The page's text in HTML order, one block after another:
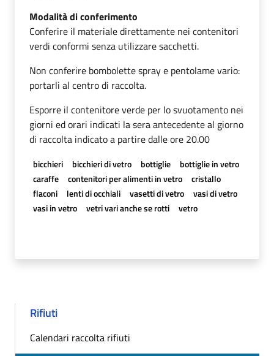
Modalità di conferimento
Conferire il materiale direttamente nei contenitori
verdi conformi senza utilizzare sacchetti.
Non conferire bombolette spray e pentolame vario:
portarli al centro di raccolta.
Esporre il contenitore verde per lo svuotamento nei
giorni ed orari indicati la sera antecedente al giorno
di raccolta indicato a partire dalle ore 20.00
bicchieri bicchieri di vetro bottiglie
bottiglie in vetro
caraffe
contenitori per alimenti in vetro
cristallo
flaconi
lenti di occhiali vasetti di vetro
vasi di vetro
vasi in vetro
vetri vari anche se rotti vetro
Rifiuti
Calendari raccolta rifiuti